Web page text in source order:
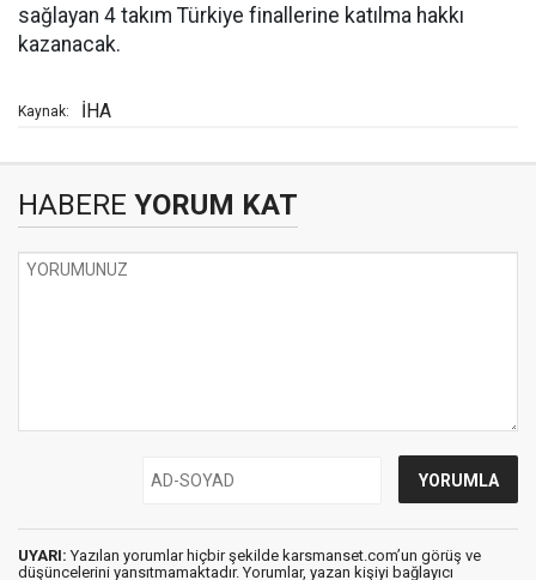
sağlayan 4 takım Türkiye finallerine katılma hakkı
kazanacak.
Kaynak: İHA
HABERE YORUM KAT
UYARI: Yazılan yorumlar hiçbir şekilde karsmanset.com’un görüş ve
düşüncelerini yansıtmamaktadır. Yorumlar, yazan kişiyi bağlayıcı